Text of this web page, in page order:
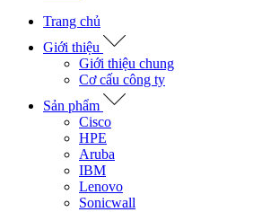
Trang chủ
Giới thiệu
Giới thiệu chung
Cơ cấu công ty
Sản phẩm
Cisco
HPE
Aruba
IBM
Lenovo
Sonicwall